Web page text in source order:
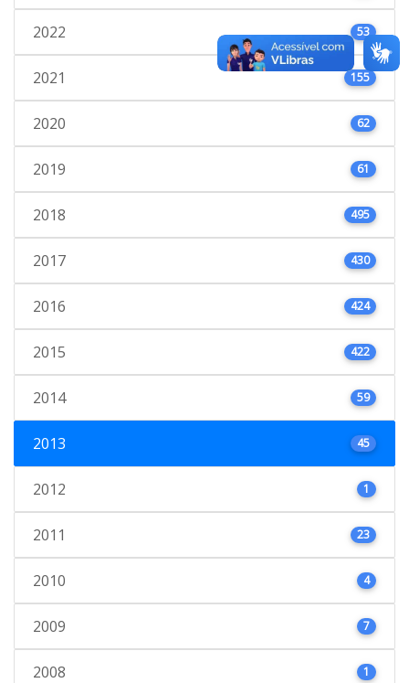
2022 53
2021 155
2020 62
2019 61
2018 495
2017 430
2016 424
2015 422
2014 59
2013 45
2012 1
2011 23
2010 4
2009 7
2008 1